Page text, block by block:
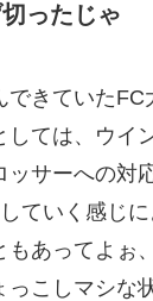
ったじゃ
できていたFC
しては、ウイ
ッサーへの対
ていく感じ
もあってよぉ
っこしマシな